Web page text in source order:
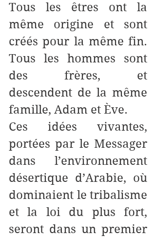
Tous les êtres ont la
même origine et sont
créés pour la même fin.
Tous les hommes sont
des frères, et
descendent de la même
famille, Adam et Ève.
Ces idées vivantes,
portées par le Messager
dans l’environnement
désertique d’Arabie, où
dominaient le tribalisme
et la loi du plus fort,
seront dans un premier